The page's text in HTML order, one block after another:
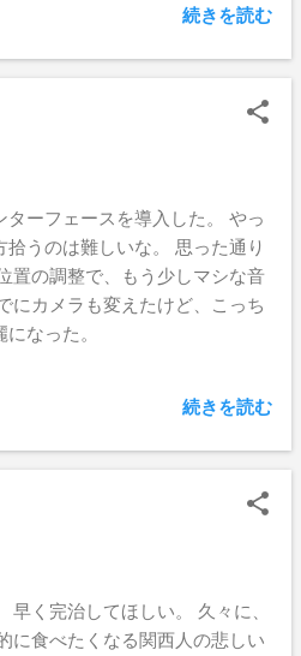
続きを読む
ターフェースを導入した。 やっ
うのは難しいな。 思った通り
置の調整で、もう少しマシな音
にカメラも変えたけど、こっち
なった。
続きを読む
早く完治してほしい。 久々に、
に食べたくなる関西人の悲しい